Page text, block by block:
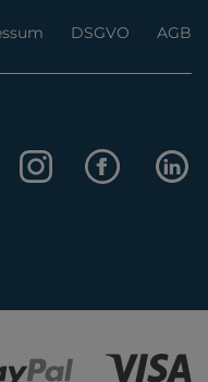
DSGVO AGB